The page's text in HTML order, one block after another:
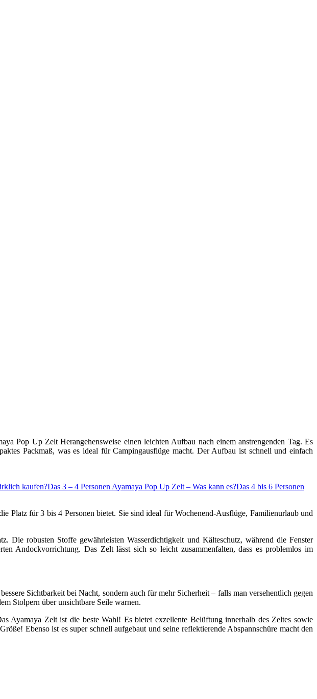
Pop Up Zelt Herangehensweise einen leichten Aufbau nach einem anstrengenden Tag. Es
Packmaß, was es ideal für Campingausflüge macht. Der Aufbau ist schnell und einfach
kaufen?Das 3 – 4 Personen Ayamaya Pop Up Zelt – Was kann es?Das 4 bis 6 Personen
Platz für 3 bis 4 Personen bietet. Sie sind ideal für Wochenend-Ausflüge, Familienurlaub und
robusten Stoffe gewährleisten Wasserdichtigkeit und Kälteschutz, während die Fenster
Andockvorrichtung. Das Zelt lässt sich so leicht zusammenfalten, dass es problemlos im
Sichtbarkeit bei Nacht, sondern auch für mehr Sicherheit – falls man versehentlich gegen
Stolpern über unsichtbare Seile warnen.
Ayamaya Zelt ist die beste Wahl! Es bietet exzellente Belüftung innerhalb des Zeltes sowie
Ebenso ist es super schnell aufgebaut und seine reflektierende Abspannschüre macht den